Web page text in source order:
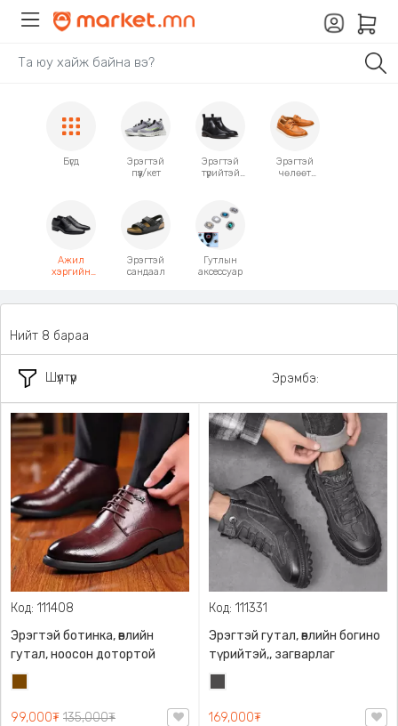
Бүгд
Эрэгтэй
пүүз/кет
Эрэгтэй
түрийтэй
Эрэгтэй
чөлөөт
Ажил
хэргийн
Эрэгтэй
сандаал
Гутлын
аксессуар
Шүүлтүүр
Нийт 8 бараа
Эрэмбэ:
Код: 111408
Эрэгтэй ботинка, өвлийн
гутал, ноосон дотортой
99,000₮ 135,000₮
Код: 111331
Эрэгтэй гутал, өвлийн богино
түрийтэй,, загварлаг
169,000₮